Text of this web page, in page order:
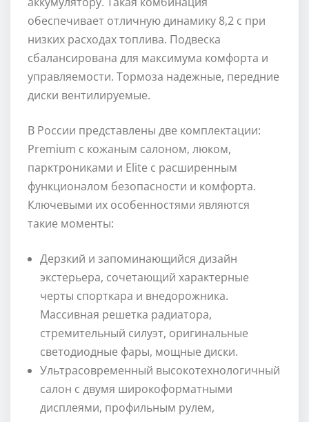
обеспечивает отличную динамику 8,2 с при
низких расходах топлива. Подвеска
сбалансирована для максимума комфорта и
управляемости. Тормоза надежные, передние
диски вентилируемые.
В России представлены две комплектации:
Premium с кожаным салоном, люком,
парктрониками и Elite с расширенным
функционалом безопасности и комфорта.
Ключевыми их особенностями являются
такие моменты:
Дерзкий и запоминающийся дизайн
экстерьера, сочетающий характерные
черты спорткара и внедорожника.
Массивная решетка радиатора,
стремительный силуэт, оригинальные
светодиодные фары, мощные диски.
Ультрасовременный высокотехнологичный
салон с двумя широкоформатными
дисплеями, профильным рулем,